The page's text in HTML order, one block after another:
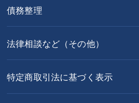
債務整理
法律相談など（その他）
特定商取引法に基づく表示